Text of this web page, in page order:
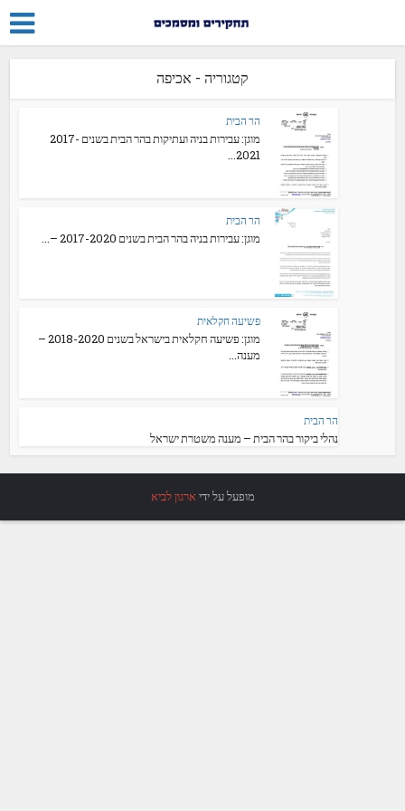
קטגוריה - אכיפה
הר הבית
מוגן: עבירות בניה ועתיקות בהר הבית בשנים 2017-
2021...
הר הבית
מוגן: עבירות בניה בהר הבית בשנים 2017-2020 –...
פשיעה חקלאית
מוגן: פשיעה חקלאית בישראל בשנים 2018-2020 –
מענה...
הר הבית
נהלי ביקור בהר הבית – מענה משטרת ישראל
מופעל על ידיארגון לביא